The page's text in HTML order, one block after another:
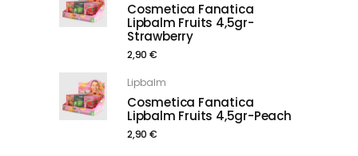
Cosmetica Fanatica
Lipbalm Fruits 4,5gr-
Strawberry
2,90 €
Lipbalm
Cosmetica Fanatica
Lipbalm Fruits 4,5gr-Peach
2,90 €